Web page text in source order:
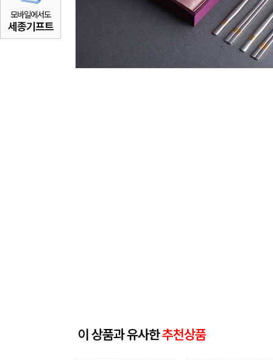
모바일에서도
세종기프트
이 상품과 유사한추천상품